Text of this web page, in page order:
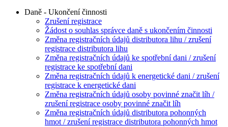
Daně - Ukončení činnosti
Zrušení registrace
Žádost o souhlas správce daně s ukončením činnosti
Změna registračních údajů distributora lihu / zrušení
registrace distributora lihu
Změna registračních údajů ke spotřební dani / zrušení
registrace ke spotřební dani
Změna registračních údajů k energetické dani / zrušení
registrace k energetické dani
Změna registračních údajů osoby povinné značit líh /
zrušení registrace osoby povinné značit líh
Změna registračních údajů distributora pohonných
hmot / zrušení registrace distributora pohonných hmot